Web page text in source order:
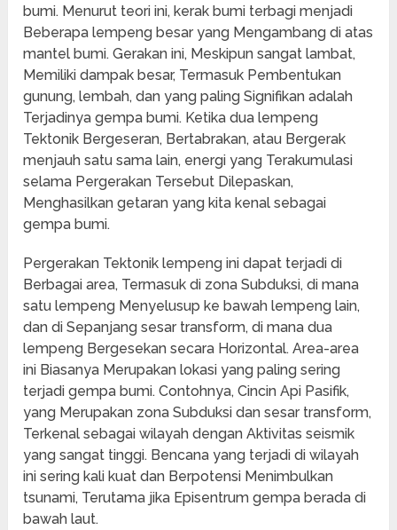
bumi. Menurut teori ini, kerak bumi terbagi menjadi
Beberapa lempeng besar yang Mengambang di atas
mantel bumi. Gerakan ini, Meskipun sangat lambat,
Memiliki dampak besar, Termasuk Pembentukan
gunung, lembah, dan yang paling Signifikan adalah
Terjadinya gempa bumi. Ketika dua lempeng
Tektonik Bergeseran, Bertabrakan, atau Bergerak
menjauh satu sama lain, energi yang Terakumulasi
selama Pergerakan Tersebut Dilepaskan,
Menghasilkan getaran yang kita kenal sebagai
gempa bumi.
Pergerakan Tektonik lempeng ini dapat terjadi di
Berbagai area, Termasuk di zona Subduksi, di mana
satu lempeng Menyelusup ke bawah lempeng lain,
dan di Sepanjang sesar transform, di mana dua
lempeng Bergesekan secara Horizontal. Area-area
ini Biasanya Merupakan lokasi yang paling sering
terjadi gempa bumi. Contohnya, Cincin Api Pasifik,
yang Merupakan zona Subduksi dan sesar transform,
Terkenal sebagai wilayah dengan Aktivitas seismik
yang sangat tinggi. Bencana yang terjadi di wilayah
ini sering kali kuat dan Berpotensi Menimbulkan
tsunami, Terutama jika Episentrum gempa berada di
bawah laut.